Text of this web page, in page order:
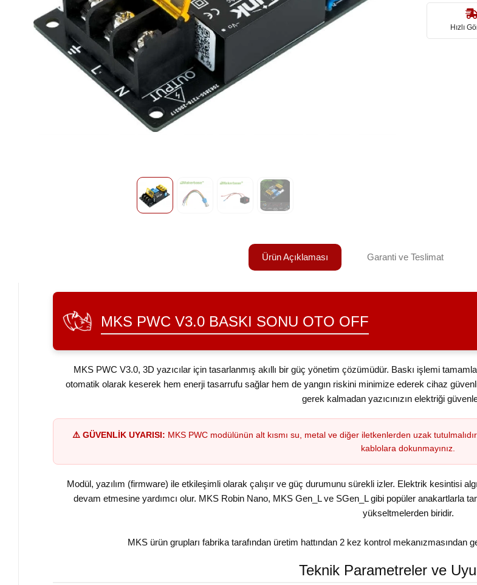
Hızlı
Ürün Açıklaması Garanti ve Teslimat
MKS PWC V3.0 BASKI SONU OTO OFF
MKS PWC V3.0, 3D yazıcılar için tasarlanmış akıllı bir güç yönetim çözümüdür. Baskı işlemi
otomatik olarak keserek hem enerji tasarrufu sağlar hem de yangın riskini minimize ederek cihaz
gerek kalmadan yazıcınızın elektriği
⚠️ GÜVENLİK UYARISI: MKS PWC modülünün alt kısmı su, metal ve diğer iletkenlerden uzak
kablolara dokunmayınız.
Modül, yazılım (firmware) ile etkileşimli olarak çalışır ve güç durumunu sürekli izler. Elektrik kesintisi
devam etmesine yardımcı olur. MKS Robin Nano, MKS Gen_L ve SGen_L gibi popüler anakartlarla
yükseltmelerden biridir.
MKS ürün grupları fabrika tarafından üretim hattından 2 kez kontrol
Teknik Parametreler ve